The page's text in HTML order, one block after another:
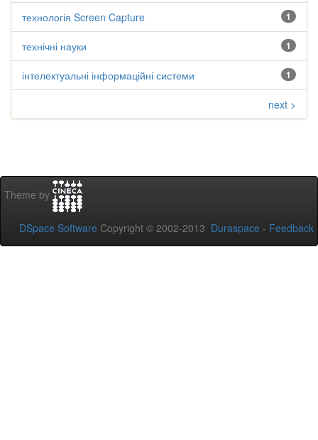
1
технологія Screen Capture
1
технічні науки
1
інтелектуальні інформаційні системи
next >
Theme by
DSpace Software Copyright © 2002-2013 Duraspace - Feedback